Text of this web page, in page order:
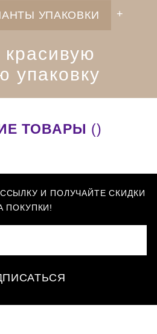
УПАКОВКИ
упаковку
ТОВАРЫ ()
И ПОЛУЧАЙТЕ СКИДКИ
ПОКУПКИ!